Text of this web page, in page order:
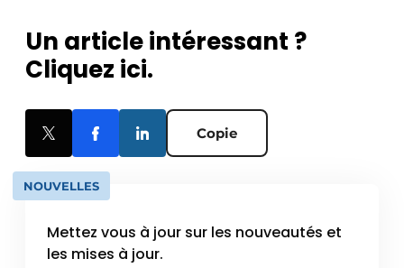
Un article intéressant ?
Cliquez ici.
Copie
NOUVELLES
Mettez vous à jour sur les nouveautés et
les mises à jour.